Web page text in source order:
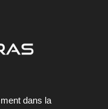
dans la